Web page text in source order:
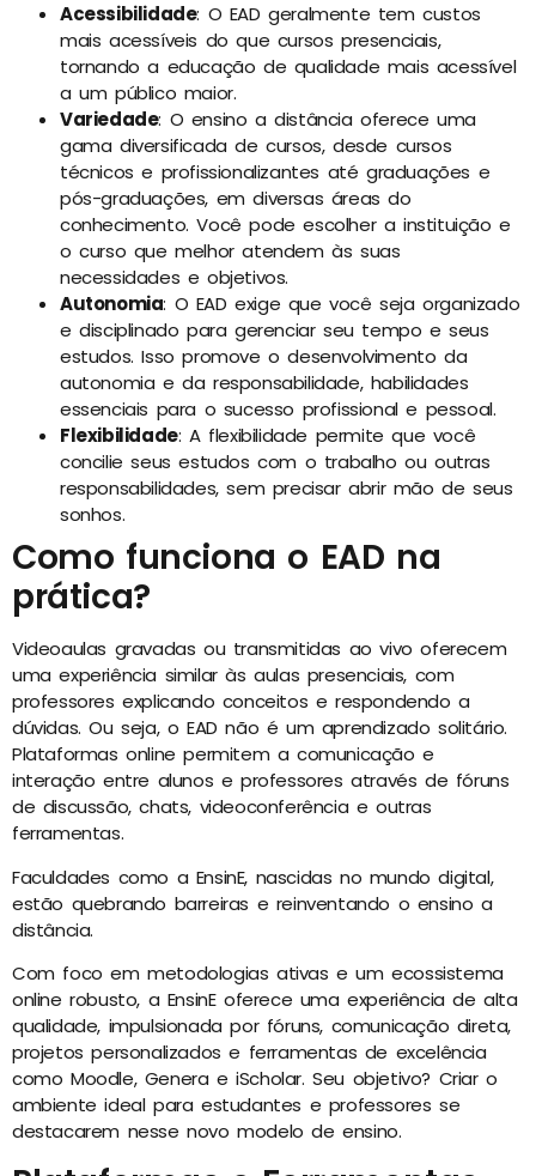
Acessibilidade: O EAD geralmente tem custos
mais acessíveis do que cursos presenciais,
tornando a educação de qualidade mais acessível
a um público maior.
Variedade: O ensino a distância oferece uma
gama diversificada de cursos, desde cursos
técnicos e profissionalizantes até graduações e
pós-graduações, em diversas áreas do
conhecimento. Você pode escolher a instituição e
o curso que melhor atendem às suas
necessidades e objetivos.
Autonomia: O EAD exige que você seja organizado
e disciplinado para gerenciar seu tempo e seus
estudos. Isso promove o desenvolvimento da
autonomia e da responsabilidade, habilidades
essenciais para o sucesso profissional e pessoal.
Flexibilidade: A flexibilidade permite que você
concilie seus estudos com o trabalho ou outras
responsabilidades, sem precisar abrir mão de seus
sonhos.
Como funciona o EAD na
prática?
Videoaulas gravadas ou transmitidas ao vivo oferecem
uma experiência similar às aulas presenciais, com
professores explicando conceitos e respondendo a
dúvidas. Ou seja, o EAD não é um aprendizado solitário.
Plataformas online permitem a comunicação e
interação entre alunos e professores através de fóruns
de discussão, chats, videoconferência e outras
ferramentas.
Faculdades como a EnsinE, nascidas no mundo digital,
estão quebrando barreiras e reinventando o ensino a
distância.
Com foco em metodologias ativas e um ecossistema
online robusto, a EnsinE oferece uma experiência de alta
qualidade, impulsionada por fóruns, comunicação direta,
projetos personalizados e ferramentas de excelência
como Moodle, Genera e iScholar. Seu objetivo? Criar o
ambiente ideal para estudantes e professores se
destacarem nesse novo modelo de ensino.